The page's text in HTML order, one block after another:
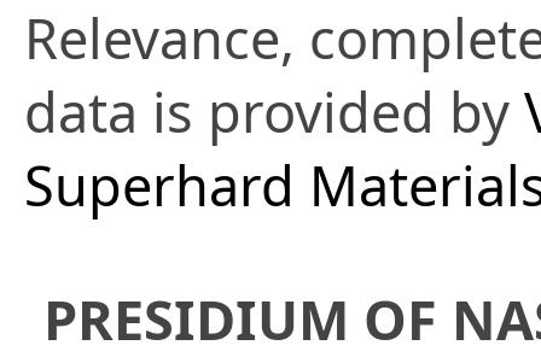
Relevance,
data is provided by
Superhard
PRESIDIUM OF